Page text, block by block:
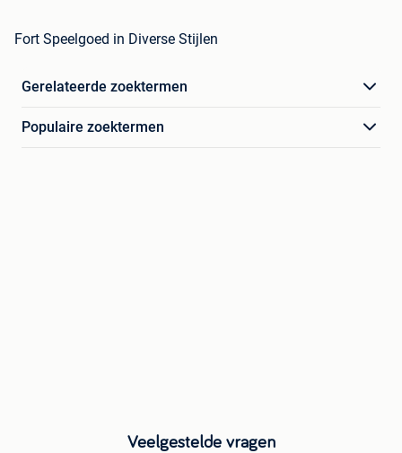
Fort Speelgoed in Diverse Stijlen
Gerelateerde zoektermen
Populaire zoektermen
Veelgestelde vragen